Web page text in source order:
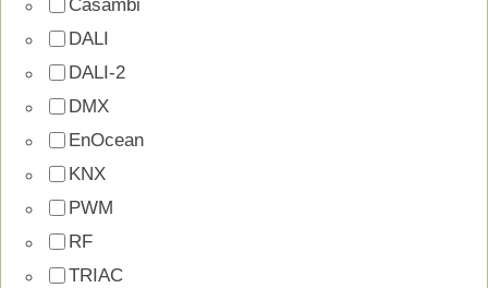
Casambi
DALI
DALI-2
DMX
EnOcean
KNX
PWM
RF
TRIAC